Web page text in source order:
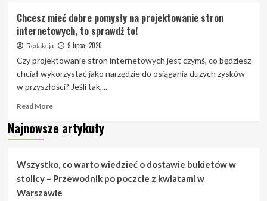
Chcesz mieć dobre pomysły na projektowanie stron
internetowych, to sprawdź to!
Redakcja 9 lipca, 2020
Czy projektowanie stron internetowych jest czymś, co będziesz
chciał wykorzystać jako narzędzie do osiągania dużych zysków
w przyszłości? Jeśli tak,...
Read MoreRead
about
pomysły
na
projektowanie
Najnowsze artykuły
Wszystko, co warto wiedzieć o dostawie bukietów w
stolicy – Przewodnik po poczcie z kwiatami w
Warszawie